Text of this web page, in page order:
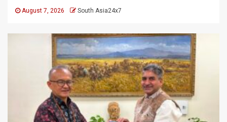
August 7, 2026 South Asia24x7